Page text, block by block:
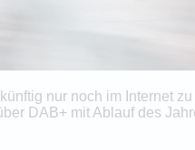
nur noch im Internet
DAB+ mit Ablauf des